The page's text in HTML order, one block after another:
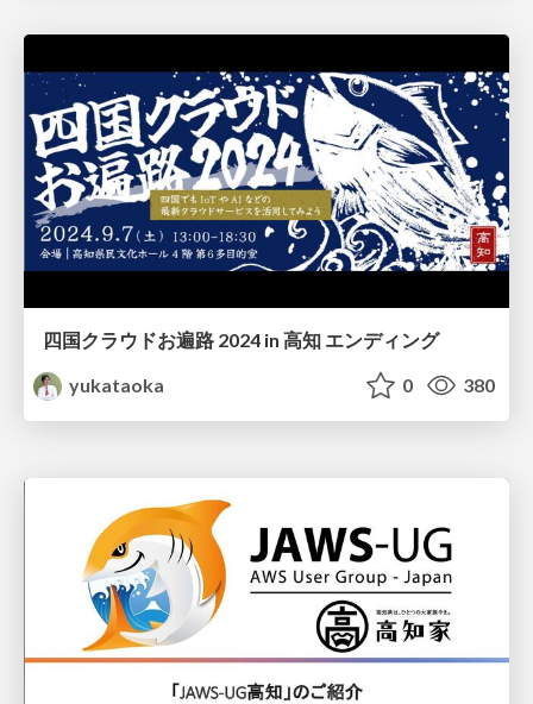
四国クラウドお遍路 2024 in 高知 エンディング
yukataoka
0 380